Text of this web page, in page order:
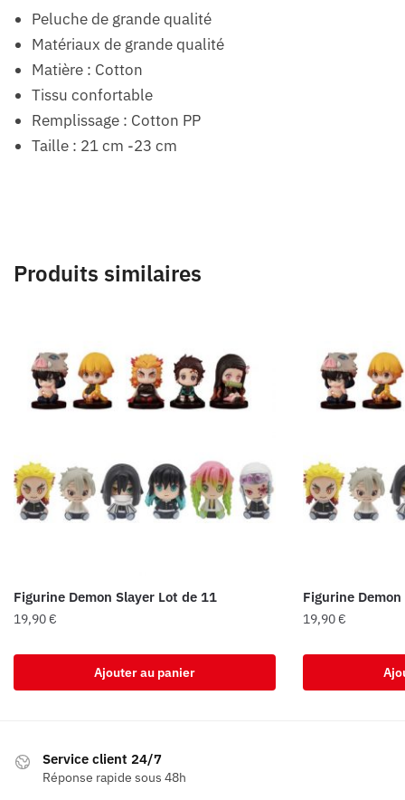
Peluche de grande qualité
Matériaux de grande qualité
Matière : Cotton
Tissu confortable
Remplissage : Cotton PP
Taille : 21 cm -23 cm
Produits similaires
Figurine Demon Slayer Lot de 11
19,90€
Ajouter au panier
Figurine
19,90€
Service client 24/7
Réponse rapide sous 48h